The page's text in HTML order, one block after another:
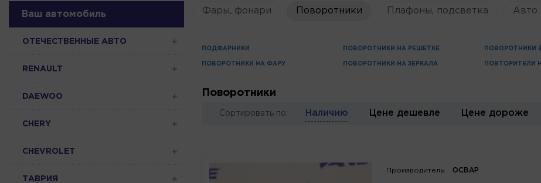
Ваш автомобиль
ОТЕЧЕСТВЕННЫЕ АВТО
RENAULT
DAEWOO
CHERY
CHEVROLET
ТАВРИЯ
Фары, фонари Поворотники Плафоны, подсветка Авто
ПОДФАРНИКИ
ПОВОРОТНИКИ НА ФАРУ
ПОВОРОТНИКИ НА РЕШЕТКЕ
ПОВОРОТНИКИ НА ЗЕРКАЛА
ПОВОРОТНИКИ
ПОВТОРИТЕЛИ
Поворотники
Сортировать по: Наличию Цене дешевле Цене дороже
Производитель: ОСВАР